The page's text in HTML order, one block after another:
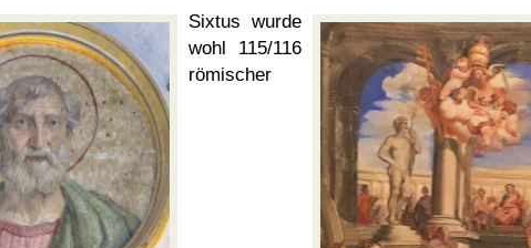
Sixtus wurde
wohl 115/116
römischer